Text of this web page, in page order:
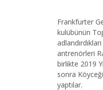
Frankfurter
kulübünün
antrenörleri
birlikte 2019
sonra
yaptılar.